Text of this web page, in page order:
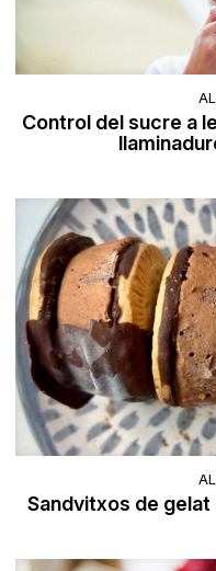
Control del sucre a
Sandvitxos de gelat